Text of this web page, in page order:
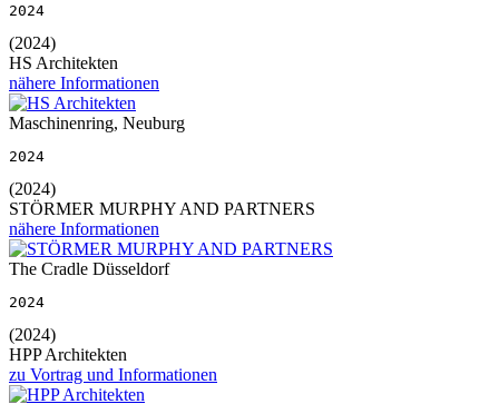
2024
(2024)
HS Architekten
nähere Informationen
Maschinenring, Neuburg
2024
(2024)
STÖRMER MURPHY AND PARTNERS
nähere Informationen
The Cradle Düsseldorf
2024
(2024)
HPP Architekten
zu Vortrag und Informationen